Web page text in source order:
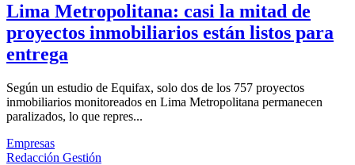
Lima Metropolitana: casi la mitad de
proyectos inmobiliarios están listos para
entrega
Según un estudio de Equifax, solo dos de los 757 proyectos
inmobiliarios monitoreados en Lima Metropolitana permanecen
paralizados, lo que repres...
Empresas
Redacción Gestión